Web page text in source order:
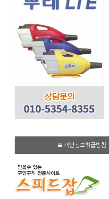
개인정보취급방침